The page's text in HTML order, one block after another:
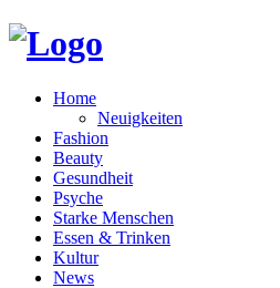
Home
Neuigkeiten
Fashion
Beauty
Gesundheit
Psyche
Starke Menschen
Essen & Trinken
Kultur
News